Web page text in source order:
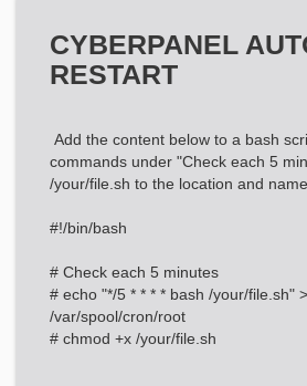
CYBERPANEL
RESTART
Add the content below to a bash
commands under "Check each 5
/your/file.sh to the location and
#!/bin/bash
# Check each 5 minutes
# echo "*/5 * * * * bash /your/file.sh"
/var/spool/cron/root
# chmod +x /your/file.sh